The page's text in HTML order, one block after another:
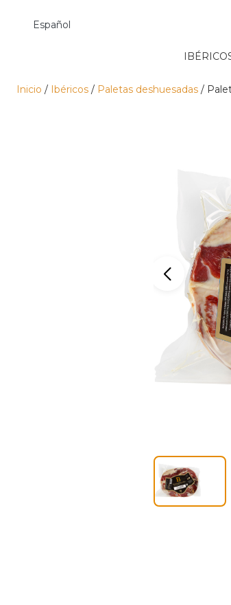
Español
Inicio / Ibéricos / Paletas deshuesadas /